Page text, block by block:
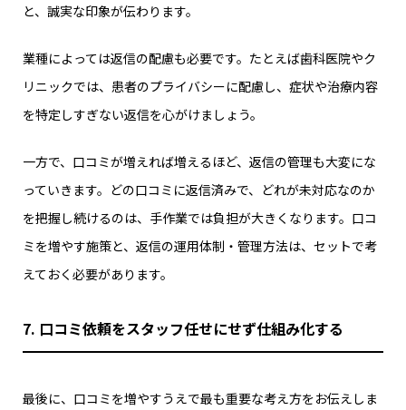
と、誠実な印象が伝わります。
業種によっては返信の配慮も必要です。たとえば歯科医院やク
リニックでは、患者のプライバシーに配慮し、症状や治療内容
を特定しすぎない返信を心がけましょう。
一方で、口コミが増えれば増えるほど、返信の管理も大変にな
っていきます。どの口コミに返信済みで、どれが未対応なのか
を把握し続けるのは、手作業では負担が大きくなります。口コ
ミを増やす施策と、返信の運用体制・管理方法は、セットで考
えておく必要があります。
7. 口コミ依頼をスタッフ任せにせず仕組み化する
最後に、口コミを増やすうえで最も重要な考え方をお伝えしま